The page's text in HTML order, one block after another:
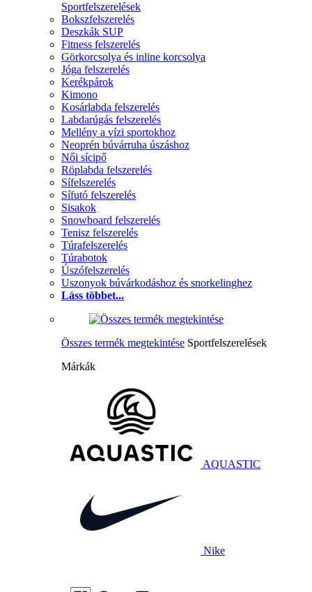
Sportfelszerelések
Bokszfelszerelés
Deszkák SUP
Fitness felszerelés
Görkorcsolya és inline korcsolya
Jóga felszerelés
Kerékpárok
Kimono
Kosárlabda felszerelés
Labdarúgás felszerelés
Mellény a vízi sportokhoz
Neoprén búvárruha úszáshoz
Női sícipő
Röplabda felszerelés
Sífelszerelés
Sífutó felszerelés
Sisakok
Snowboard felszerelés
Tenisz felszerelés
Túrafelszerelés
Túrabotok
Úszófelszerelés
Uszonyok búvárkodáshoz és snorkelinghez
Láss többet...
Összes termék megtekintése Sportfelszerelések
Márkák
AQUASTIC
Nike